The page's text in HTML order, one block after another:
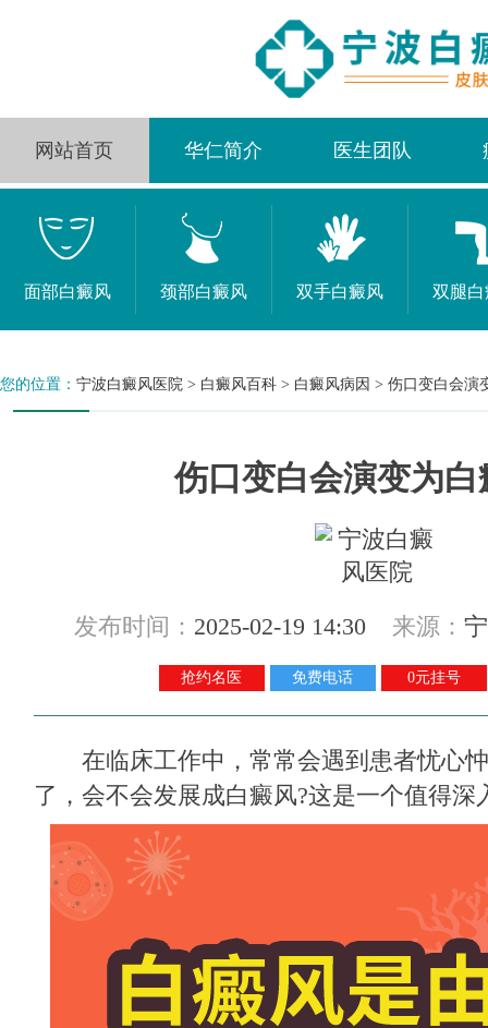
网站首页 华仁简介 医生团队
面部白癜风 颈部白癜风 双手白癜风 双腿
您的位置： 宁波白癜风医院 > 白癜风百科 > 白癜风病因 > 伤口变白会演
伤口变白会演变为白
发布时间： 2025-02-19 14:30 来源：
抢约名医 免费电话 0元挂号
在临床工作中，常常会遇到患者忧心忡
了，会不会发展成白癜风?这是一个值得深